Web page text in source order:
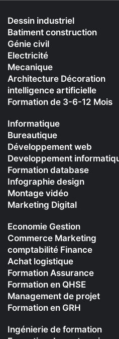
Dessin industriel
Batiment construction
Génie civil
Electricité
Mecanique
Architecture Décoration
intelligence artificielle
Formation de 3-6-12 Mois
Informatique
Bureautique
Développement web
Developpement
Formation database
Infographie design
Montage vidéo
Marketing Digital
Economie Gestion
Commerce Marketing
comptabilité Finance
Achat logistique
Formation Assurance
Formation en QHSE
Management de projet
Formation en GRH
Ingénierie de formation